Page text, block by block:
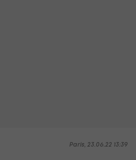
Paris, 23.06.22 13:39